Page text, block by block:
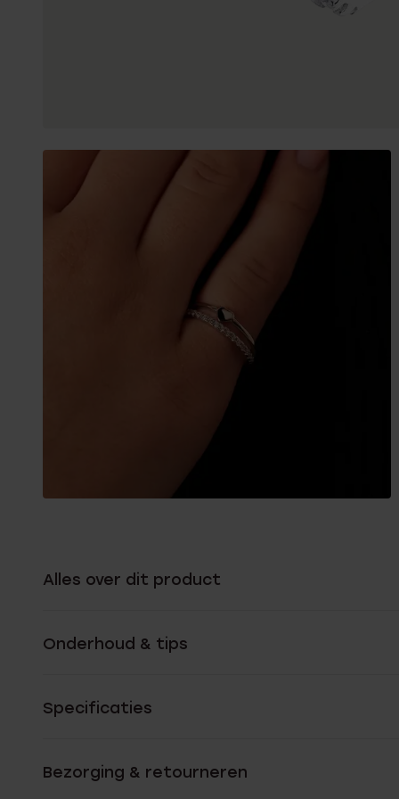
Alles over dit product
Onderhoud & tips
Specificaties
Bezorging & retourneren